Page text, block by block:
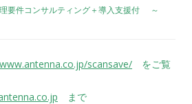
要件コンサルティング＋導入支援付
～
scansave/ をご覧
まで